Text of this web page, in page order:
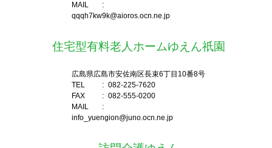
MAIL
:
qqqh7kw9k@aioros.ocn.ne.jp
住宅型有料老人ホームゆえん祇園
広島県広島市安佐南区長束6丁目10番8号
TEL
:
082-225-7620
FAX
:
082-555-0200
MAIL
:
info_yuengion@juno.ocn.ne.jp